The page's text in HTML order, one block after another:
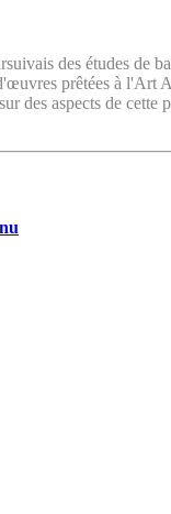
des études de
prêtées à l'Art
des aspects de cette